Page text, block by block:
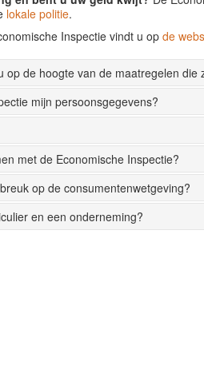
lokale politie.
Inspectie vindt u op de
op de hoogte van de maatregelen die
mijn persoonsgegevens?
met de Economische Inspectie?
op de consumentenwetgeving?
en een onderneming?